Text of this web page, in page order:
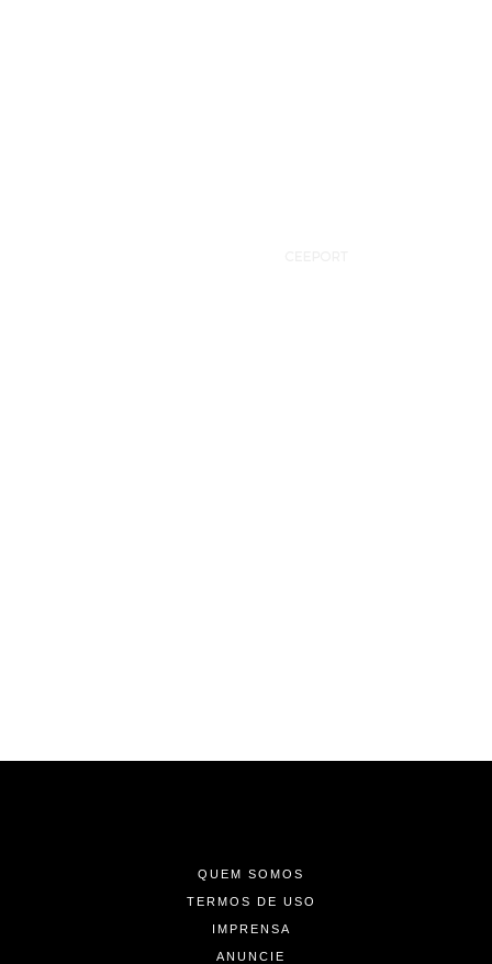
QUEM SOMOS
TERMOS DE USO
IMPRENSA
ANUNCIE